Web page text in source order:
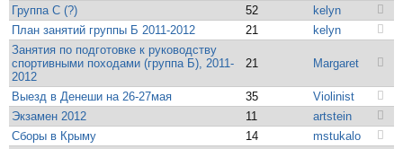
Группа С (?)
52
kelyn
План занятий группы Б 2011-2012
21
kelyn
Занятия по подготовке к руководству
спортивными походами (группа Б), 2011-
2012
21 Margaret
Выезд в Денеши на 26-27мая 35
Violinist
Экзамен 2012
11
artstein
Сборы в Крыму
14
mstukalo